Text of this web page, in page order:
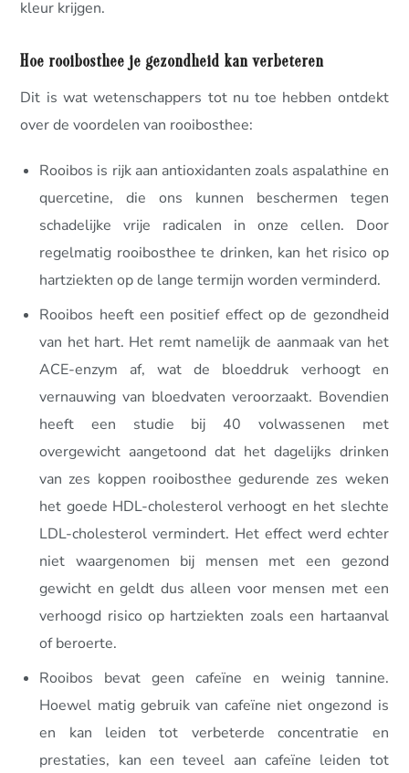
kleur krijgen.
Hoe rooibosthee je gezondheid kan verbeteren
Dit is wat wetenschappers tot nu toe hebben ontdekt
over de voordelen van rooibosthee:
Rooibos is rijk aan antioxidanten zoals aspalathine en
quercetine, die ons kunnen beschermen tegen
schadelijke vrije radicalen in onze cellen. Door
regelmatig rooibosthee te drinken, kan het risico op
hartziekten op de lange termijn worden verminderd.
Rooibos heeft een positief effect op de gezondheid
van het hart. Het remt namelijk de aanmaak van het
ACE-enzym af, wat de bloeddruk verhoogt en
vernauwing van bloedvaten veroorzaakt. Bovendien
heeft een studie bij 40 volwassenen met
overgewicht aangetoond dat het dagelijks drinken
van zes koppen rooibosthee gedurende zes weken
het goede HDL-cholesterol verhoogt en het slechte
LDL-cholesterol vermindert. Het effect werd echter
niet waargenomen bij mensen met een gezond
gewicht en geldt dus alleen voor mensen met een
verhoogd risico op hartziekten zoals een hartaanval
of beroerte.
Rooibos bevat geen cafeïne en weinig tannine.
Hoewel matig gebruik van cafeïne niet ongezond is
en kan leiden tot verbeterde concentratie en
prestaties, kan een teveel aan cafeïne leiden tot